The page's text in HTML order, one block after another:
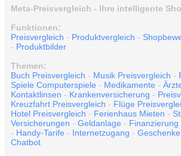
Meta-Preisvergleich - Ihre intelligente
Funktionen:
Preisvergleich - Produktvergleich -
- Produktbilder
Themen:
Buch Preisvergleich - Musik Preisvergleich -
Spiele Computerspiele - Medikamente -
Kontaktlinsen - Krankenversicherung -
Kreuzfahrt Preisvergleich - Flüge
Hotel Preisvergleich - Ferienhaus Mieten -
Versicherungen - Geldanlage - Finanzierung
- Handy-Tarife - Internetzugang - Geschenke
Chatbot